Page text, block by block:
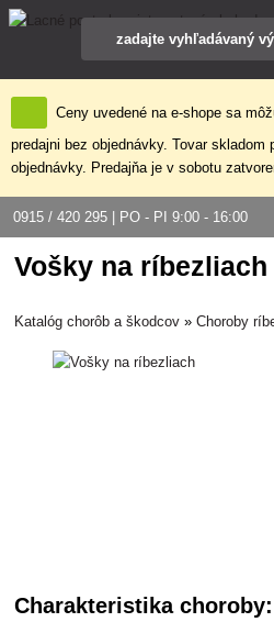
Ceny uvedené na e-shope sa
predajni bez objednávky. Tovar skladom
objednávky. Predajňa je v sobotu
0915 / 420 295 | PO - PI 9:00 - 16:00
Vošky na ríbezliach
Katalóg chorôb a škodcov »Choroby
Charakteristika choroby: